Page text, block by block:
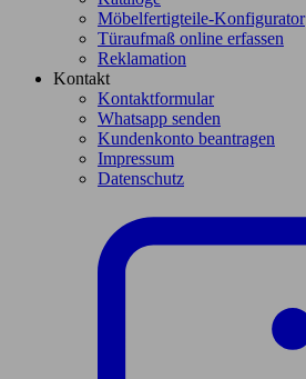
Möbelfertigteile-Konfigurator
Türaufmaß online erfassen
Reklamation
Kontakt
Kontaktformular
Whatsapp senden
Kundenkonto beantragen
Impressum
Datenschutz